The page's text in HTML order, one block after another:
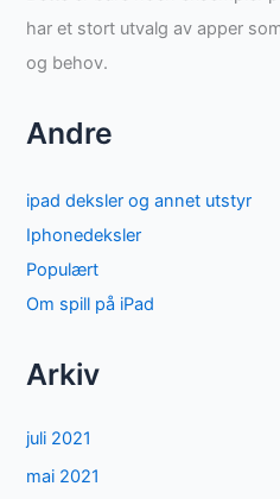
har et stort utvalg av apper
og behov.
Andre
ipad deksler og annet utstyr
Iphonedeksler
Populært
Om spill på iPad
Arkiv
juli 2021
mai 2021